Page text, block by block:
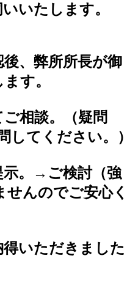
いたします。
、弊所所長が御
す。
相談。（疑問
てください。）
。→ご検討（強
んのでご安心く
いただきました